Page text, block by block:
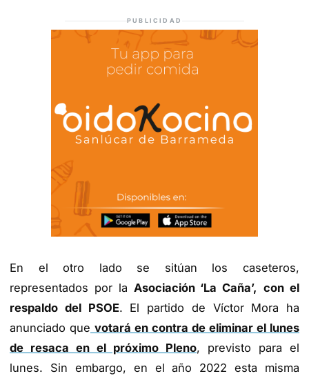
PUBLICIDAD
En el otro lado se sitúan los caseteros,
representados por la Asociación ‘La Caña’, con el
respaldo del PSOE. El partido de Víctor Mora ha
anunciado que votará en contra de eliminar el lunes
de resaca en el próximo Pleno, previsto para el
lunes. Sin embargo, en el año 2022 esta misma